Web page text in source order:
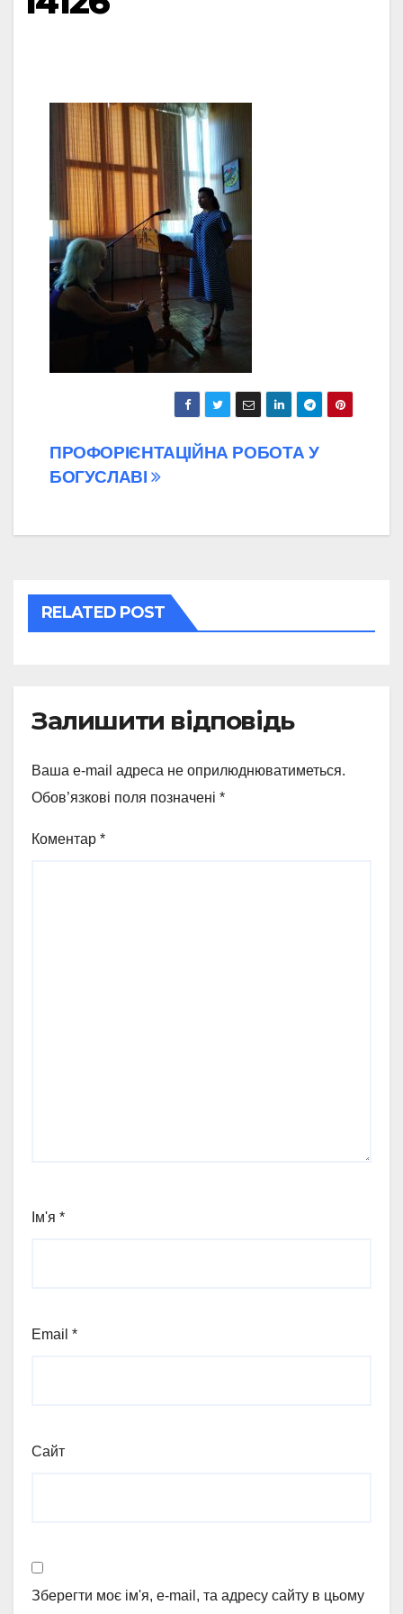
Навігація
ПРОФОРІЄНТАЦІЙНА РОБОТА У
БОГУСЛАВІ
RELATED POST
Залишити відповідь
Ваша e-mail адреса не оприлюднюватиметься.
Обов’язкові поля позначені *
Коментар *
Ім'я *
Email *
Сайт
Зберегти моє ім'я, e-mail, та адресу сайту в цьому